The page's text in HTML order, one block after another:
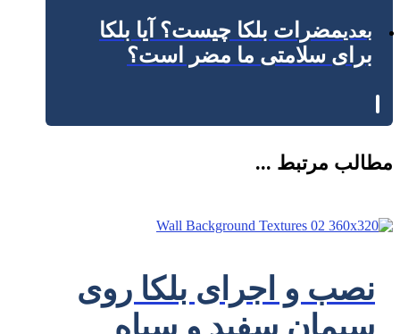
بعدیمضرات بلکا چیست؟ آیا بلکا
برای سلامتی ما مضر است؟
مطالب مرتبط ...
نصب و اجرای بلکا روی